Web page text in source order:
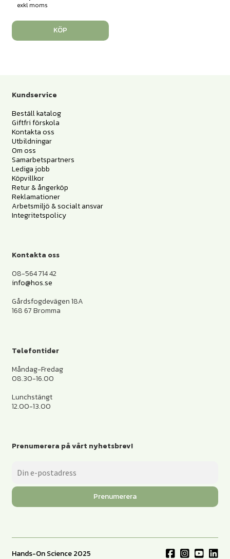
exkl moms
KÖP
Kundservice
Beställ katalog
Giftfri förskola
Kontakta oss
Utbildningar
Om oss
Samarbetspartners
Lediga jobb
Köpvillkor
Retur & ångerköp
Reklamationer
Arbetsmiljö & socialt ansvar
Integritetspolicy
Kontakta oss
08-564 714 42
info@hos.se
Gårdsfogdevägen 18A
168 67 Bromma
Telefontider
Måndag-Fredag
08.30-16.00
Lunchstängt
12.00-13.00
Prenumerera på vårt nyhetsbrev!
Prenumerera
Hands-On Science 2025